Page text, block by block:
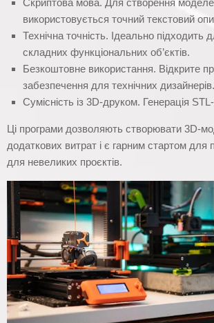
використовується точний текстовий
Технічна точність. Ідеально підходить
складних функціональних об’єктів.
Безкоштовне використання. Відкрите
забезпечення для технічних дизайнерів.
Сумісність із 3D-друком. Генерація
Ці програми дозволяють створювати 3D-
додаткових витрат і є гарним стартом для
для невеликих проєктів.